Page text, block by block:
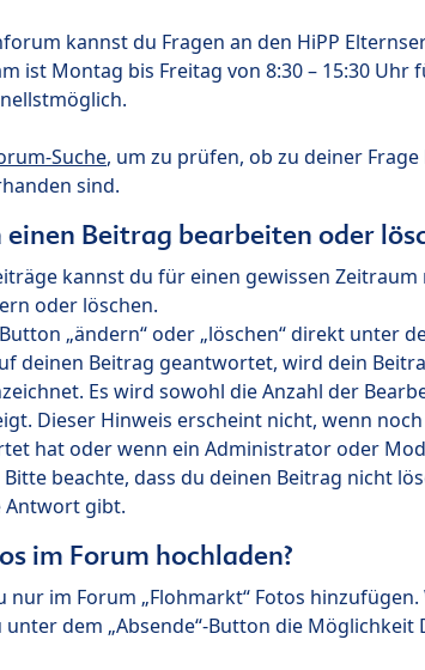
kannst du Fragen an den HiPP
ist Montag bis Freitag von 8:30 – 15:30
Suche, um zu prüfen, ob zu deiner
sind.
Beitrag bearbeiten oder
kannst du für einen gewissen
oder löschen.
„ändern“ oder „löschen“ direkt unter
deinen Beitrag geantwortet, wird dein
Es wird sowohl die Anzahl der
Dieser Hinweis erscheint nicht, wenn
hat oder wenn ein Administrator oder
beachte, dass du deinen Beitrag nicht
Antwort gibt.
im Forum hochladen?
nur im Forum „Flohmarkt“ Fotos hinzufügen.
dem „Absende“-Button die Möglichkeit